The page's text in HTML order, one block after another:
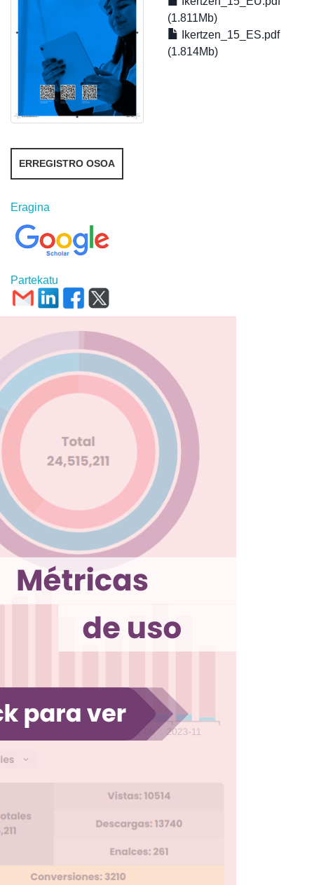
(1.811Mb)
Ikertzen_15_ES.pdf
(1.814Mb)
ERREGISTRO OSOA
Eragina
Partekatu